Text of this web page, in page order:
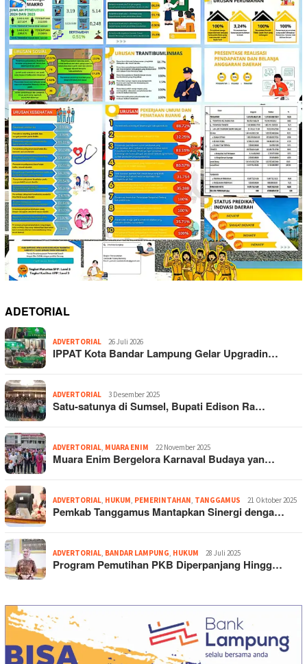
ADETORIAL
ADVERTORIAL 26 Juli 2026
IPPAT Kota Bandar Lampung Gelar Upgradin…
ADVERTORIAL 3 Desember 2025
Satu-satunya di Sumsel, Bupati Edison Ra…
ADVERTORIAL MUARA ENIM 22 November 2025
Muara Enim Bergelora Karnaval Budaya yan…
ADVERTORIAL HUKUM PEMERINTAHAN TANGGAMUS 21 Oktober 2025
Pemkab Tanggamus Mantapkan Sinergi denga…
ADVERTORIAL BANDAR LAMPUNG HUKUM 28 Juli 2025
Program Pemutihan PKB Diperpanjang Hingg…